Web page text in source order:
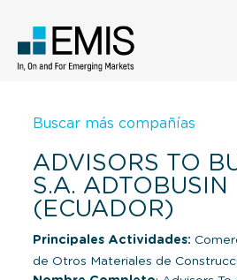
Buscar más compañías
ADVISORS TO
S.A. ADTOBUSIN
(ECUADOR)
Principales Actividades:
de Otros Materiales de